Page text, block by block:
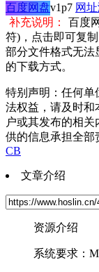
百度网盘v1p7 网
补充说明：
百度
符)，点击即可复
部分文件格式无法
的下载方式。
特别声明：任何单
法权益，请及时和
户或其发布的相
供的信息承担全部
CB
文章介绍
资源介绍
系统要求：